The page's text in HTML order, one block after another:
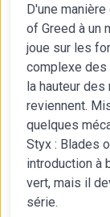
D'une
of Greed à un
joue sur les
complexe des
la hauteur
reviennent.
quelques
Styx : Blades
introduction à
vert, mais il
série.